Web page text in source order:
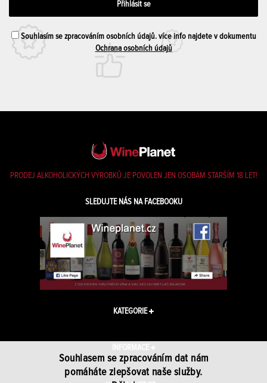
Souhlasím se zpracováním osobních údajů. více info najdete v dokumentu
Ochrana osobních údajů
PRODEJ ALKOHOLICKÝCH VÝROBKŮ JE POVOLEN JEN OSOBÁM STARŠÍM 18 LET!
SLEDUJTE NÁS NA FACEBOOKU
KATEGORIE
INFORMACE
Souhlasem se zpracováním dat nám
pomáháte zlepšovat naše služby.